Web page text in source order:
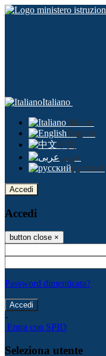
Italiano
Italiano
English
中文
عربى
русский
Accedi
Accedi
button close ×
Password dimenticata?
-
Entra con SPID
Seleziona utente